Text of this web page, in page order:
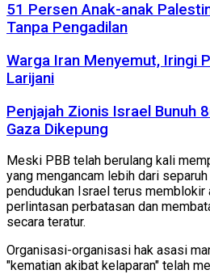
51 Persen Anak-anak
Tanpa Pengadilan
Warga Iran Menyemut, Iringi
Larijani
Penjajah Zionis Israel Bunuh
Gaza Dikepung
Meski PBB telah berulang kali
yang mengancam lebih dari
pendudukan Israel terus memblokir
perlintasan perbatasan dan
secara teratur.
Organisasi-organisasi hak asasi
"kematian akibat kelaparan" telah